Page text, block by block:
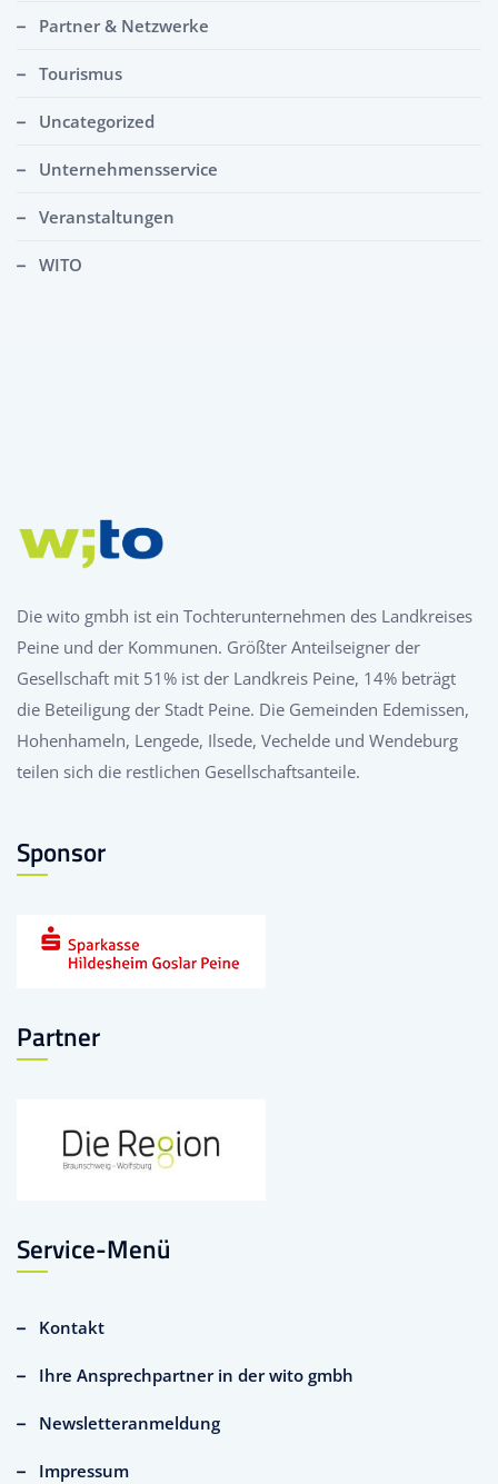
Partner & Netzwerke
Tourismus
Uncategorized
Unternehmensservice
Veranstaltungen
WITO
Die wito gmbh ist ein Tochterunternehmen des Landkreises
Peine und der Kommunen. Größter Anteilseigner der
Gesellschaft mit 51% ist der Landkreis Peine, 14% beträgt
die Beteiligung der Stadt Peine. Die Gemeinden Edemissen,
Hohenhameln, Lengede, Ilsede, Vechelde und Wendeburg
teilen sich die restlichen Gesellschaftsanteile.
Sponsor
Partner
Service-Menü
Kontakt
Ihre Ansprechpartner in der wito gmbh
Newsletteranmeldung
Impressum